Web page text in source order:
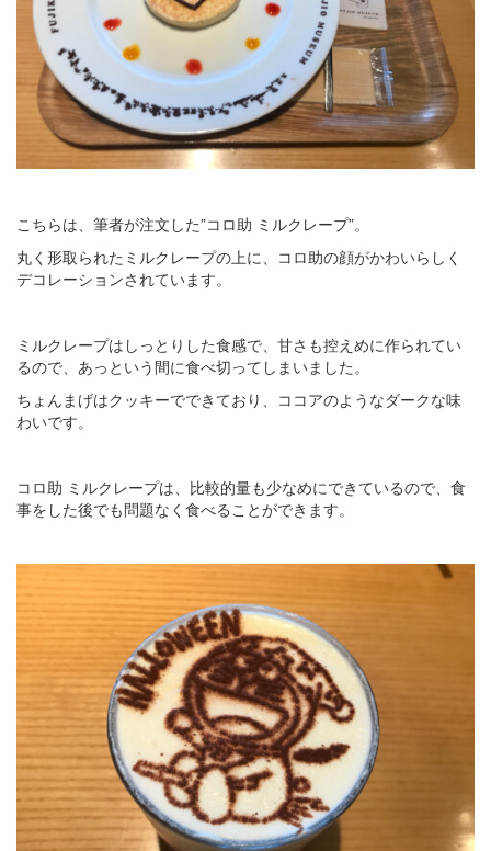
こちらは、筆者が注文した”コロ助 ミルクレープ”。
丸く形取られたミルクレープの上に、コロ助の顔がかわいらしく
デコレーションされています。
ミルクレープはしっとりした食感で、甘さも控えめに作られてい
るので、あっという間に食べ切ってしまいました。
ちょんまげはクッキーでできており、ココアのようなダークな味
わいです。
コロ助 ミルクレープは、比較的量も少なめにできているので、食
事をした後でも問題なく食べることができます。